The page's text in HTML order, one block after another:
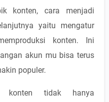
konten, cara menjadi
yaitu mengatur
konten. Ini
akun mu bisa terus
populer.
konten tidak hanya